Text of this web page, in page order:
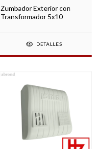
Zumbador Exterior con
Transformador 5x10
DETALLES